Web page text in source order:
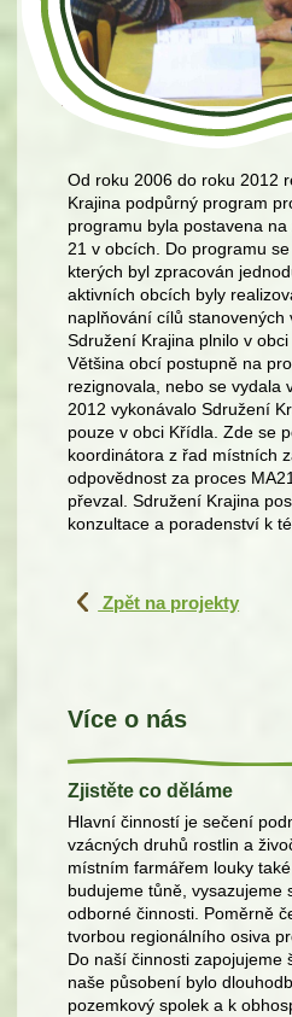
Od roku 2006 do roku 2012
Krajina podpůrný program
programu byla postavena
21 v obcích. Do programu
kterých byl zpracován
aktivních obcích byly
naplňování cílů stanovených
Sdružení Krajina plnilo v obci
Většina obcí postupně na
rezignovala, nebo se vydala
2012 vykonávalo Sdružení
pouze v obci Křídla. Zde se
koordinátora z řad místních
odpovědnost za proces
převzal. Sdružení Krajina
konzultace a poradenství k
Zpět na projekty
Více o nás
Zjistěte co děláme
Hlavní činností je sečení
vzácných druhů rostlin a
místním farmářem louky
budujeme tůně, vysazujeme
odborné činnosti. Poměrně
tvorbou regionálního osiva
Do naší činnosti zapojujeme
naše působení bylo
pozemkový spolek a k